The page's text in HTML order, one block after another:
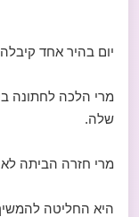
יום בהיר אחד
מרי הלכה לחתונה
שלה.
מרי חזרה הביתה
היא החליטה